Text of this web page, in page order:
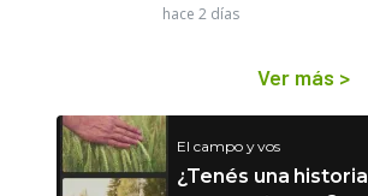
hace 2 días
Ver más >
El campo y vos
¿Tenés una historia